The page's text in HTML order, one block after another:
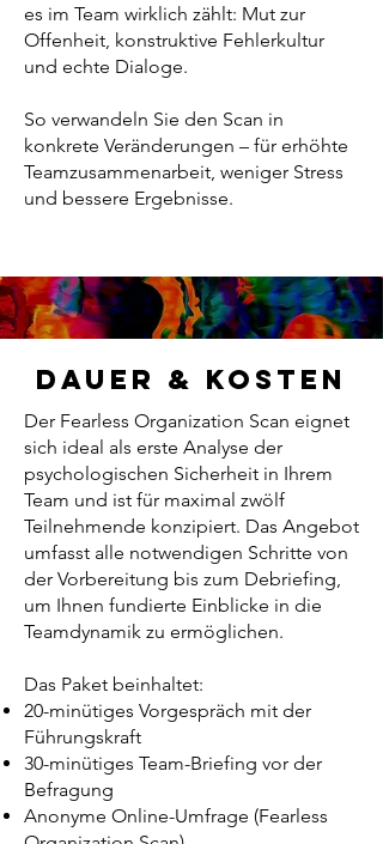
es im Team wirklich zählt: Mut zur
Offenheit, konstruktive Fehlerkultur
und echte Dialoge.
So verwandeln Sie den Scan in
konkrete Veränderungen – für erhöhte
Teamzusammenarbeit, weniger Stress
und bessere Ergebnisse.
Dauer & Kosten
Der Fearless Organization Scan eignet
sich ideal als erste Analyse der
psychologischen Sicherheit in Ihrem
Team und ist für maximal zwölf
Teilnehmende konzipiert. Das Angebot
umfasst alle notwendigen Schritte von
der Vorbereitung bis zum Debriefing,
um Ihnen fundierte Einblicke in die
Teamdynamik zu ermöglichen.
Das Paket beinhaltet:
20-minütiges Vorgespräch mit der
Führungskraft
30-minütiges Team-Briefing vor der
Befragung
Anonyme Online-Umfrage (Fearless